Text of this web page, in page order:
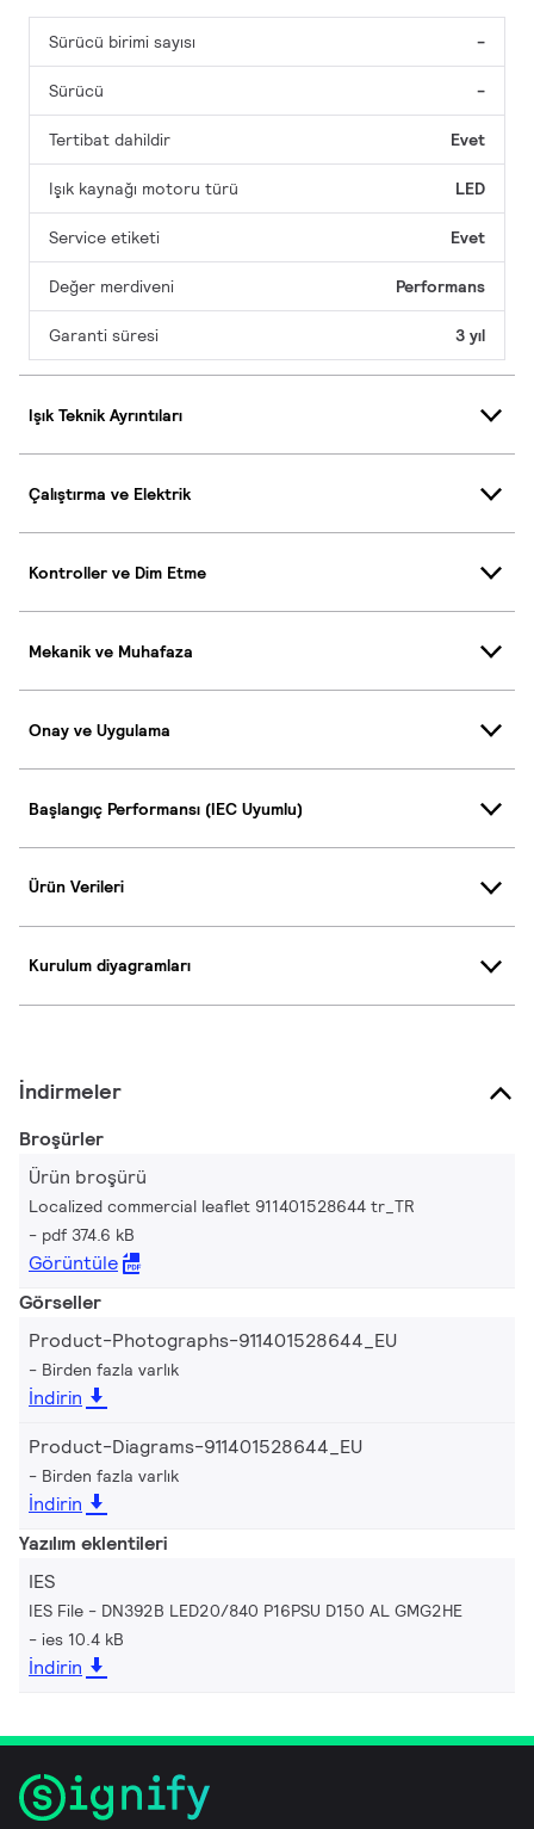
Sürücü birimi sayısı -
Sürücü -
Tertibat dahildir Evet
Işık kaynağı motoru türü LED
Service etiketi Evet
Değer merdiveni Performans
Garanti süresi 3 yıl
Işık Teknik Ayrıntıları
Çalıştırma ve Elektrik
Kontroller ve Dim Etme
Mekanik ve Muhafaza
Onay ve Uygulama
Başlangıç Performansı (IEC Uyumlu)
Ürün Verileri
Kurulum diyagramları
İndirmeler
Broşürler
Ürün broşürü
Localized commercial leaflet 911401528644 tr_TR
pdf 374.6 kB
Görüntüle
Görseller
Product-Photographs-911401528644_EU
Birden fazla varlık
İndirin
Product-Diagrams-911401528644_EU
Birden fazla varlık
İndirin
Yazılım eklentileri
IES
IES File - DN392B LED20/840 P16PSU D150 AL GMG2HE
ies 10.4 kB
İndirin